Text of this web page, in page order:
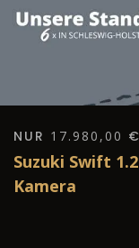
NUR 17.980,00 €
Suzuki Swift
Kamera